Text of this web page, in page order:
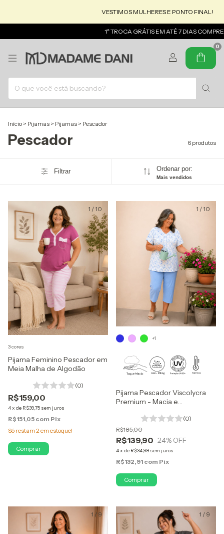
VESTIMOS MULHERES E PONTO FINAL!
1º TROCA GRÁTIS EM ATÉ 7 DIAS COMPRE E
0
Início > Pijamas > Pijamas > Pescador
Pescador 6 produtos
Filtrar Ordenar por:
Mais vendidos
1 /10
Pijama Feminino Pescador em
Meia Malha de Algodão
(0)
R$159,00
4x de R$39,75 sem juros
R$151,05 com Pix
Só restam 2 em estoque!
3 cores
Comprar
1 /10
Pijama Pescador Viscolycra
Premium - Macia e
(0)
R$139,90
R$185,00
24% OFF
4x de R$34,98 sem juros
R$132,91 com Pix
+1
Comprar
1 / 9 1 / 9